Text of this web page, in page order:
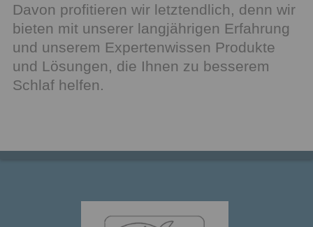
Davon profitieren wir letztendlich, denn wir
bieten mit unserer langjährigen Erfahrung
und unserem Expertenwissen Produkte
und Lösungen, die Ihnen zu besserem
Schlaf helfen.